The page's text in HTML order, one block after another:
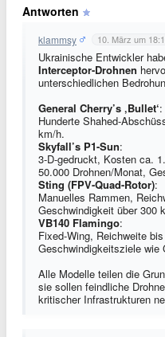
Antworten
klammsy 10. März um
Ukrainische Entwickler
Interceptor-Drohnen
unterschiedlichen
General Cherry’s ‚Bullet‘:
Hunderte Shahed-
km/h.
Skyfall’s P1-Sun:
3-D-gedruckt, Kosten ca.
50.000 Drohnen/Monat,
Sting (FPV-Quad-Rotor):
Manuelles Rammen,
Geschwindigkeit über 300
VB140 Flamingo:
Fixed-Wing, Reichweite
Geschwindigkeitsziele wie
Alle Modelle teilen die
sie sollen feindliche
kritischer Infrastrukturen